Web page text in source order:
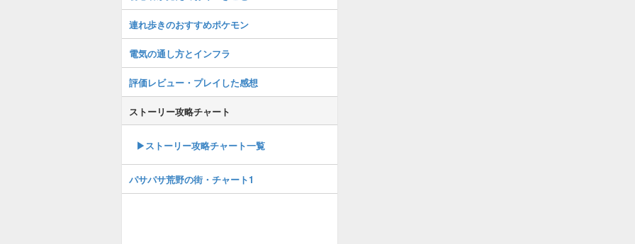
連れ歩きのおすすめポケモン
電気の通し方とインフラ
評価レビュー・プレイした感想
ストーリー攻略チャート
▶ストーリー攻略チャート一覧
パサパサ荒野の街・チャート1